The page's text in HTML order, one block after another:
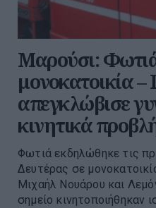
Μαρούσι:
μονοκατοικία –
απεγκλώβισε
κινητικά
Φωτιά εκδηλώθηκε τις
Δευτέρας σε
Μιχαήλ Νουάρου και
σημείο κινητοποιήθηκαν